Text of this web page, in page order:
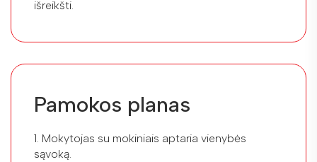
išreikšti.
Pamokos planas
1. Mokytojas su mokiniais aptaria vienybės
sąvoką.